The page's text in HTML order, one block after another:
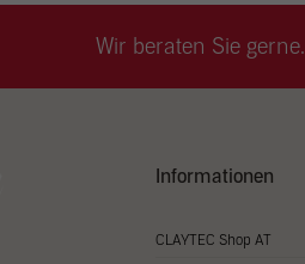
Wir beraten Sie gerne.
Informationen
CLAYTEC Shop AT